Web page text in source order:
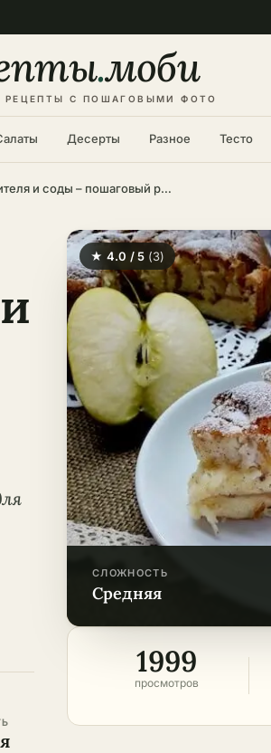
.моби
РЕЦЕПТЫ С ПОШАГОВЫМИ ФОТО
Десерты Разное Тесто
Шарлотка с яблоками без разрыхлителя и соды – пошаговый рецепт
★ 4.0 / 5 (3)
СЛОЖНОСТЬ
средняя
1999
просмотров